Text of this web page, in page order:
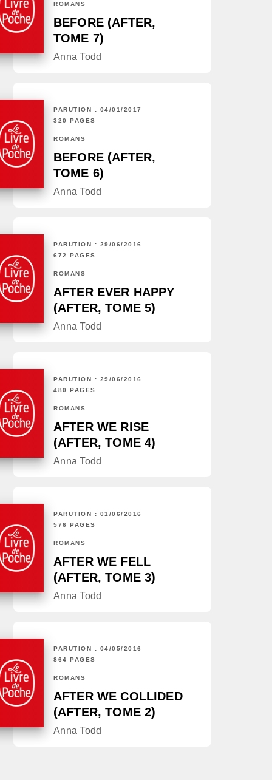
ROMANS
BEFORE (AFTER,
TOME 7)
Anna Todd
PARUTION : 04/01/2017
320 PAGES
ROMANS
BEFORE (AFTER,
TOME 6)
Anna Todd
PARUTION : 29/06/2016
672 PAGES
ROMANS
AFTER EVER HAPPY
(AFTER, TOME 5)
Anna Todd
PARUTION : 29/06/2016
480 PAGES
ROMANS
AFTER WE RISE
(AFTER, TOME 4)
Anna Todd
PARUTION : 01/06/2016
576 PAGES
ROMANS
AFTER WE FELL
(AFTER, TOME 3)
Anna Todd
PARUTION : 04/05/2016
864 PAGES
ROMANS
AFTER WE COLLIDED
(AFTER, TOME 2)
Anna Todd